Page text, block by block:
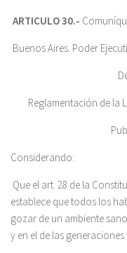
ARTICULO 30.-
Buenos Aires. Poder
Reglamentación de la
Considerando:
Que el art. 28 de la
establece que todos los
gozar de un ambiente
y en el de las generaciones